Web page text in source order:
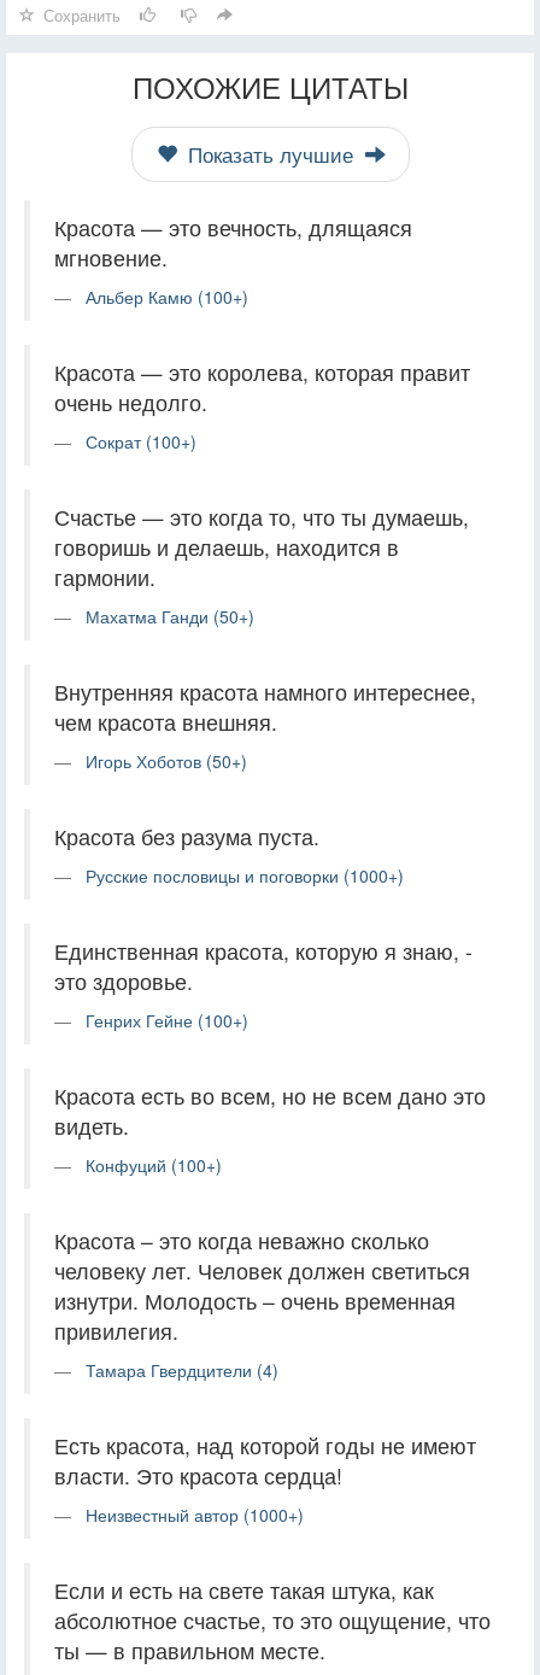
Сохранить
ПОХОЖИЕ ЦИТАТЫ
Показать лучшие
Красота — это вечность, длящаяся
мгновение.
Альбер Камю (100+)
Красота — это королева, которая правит
очень недолго.
Сократ (100+)
Счастье — это когда то, что ты думаешь,
говоришь и делаешь, находится в
гармонии.
Махатма Ганди (50+)
Внутренняя красота намного интереснее,
чем красота внешняя.
Игорь Хоботов (50+)
Красота без разума пуста.
Русские пословицы и поговорки (1000+)
Единственная красота, которую я знаю, -
это здоровье.
Генрих Гейне (100+)
Красота есть во всем, но не всем дано это
видеть.
Конфуций (100+)
Красота – это когда неважно сколько
человеку лет. Человек должен светиться
изнутри. Молодость – очень временная
привилегия.
Тамара Гвердцители (4)
Есть красота, над которой годы не имеют
власти. Это красота сердца!
Неизвестный автор (1000+)
Если и есть на свете такая штука, как
абсолютное счастье, то это ощущение, что
ты — в правильном месте.